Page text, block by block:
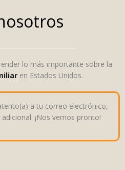
lo más importante sobre la
en Estados Unidos.
a tu correo electrónico,
¡Nos vemos pronto!